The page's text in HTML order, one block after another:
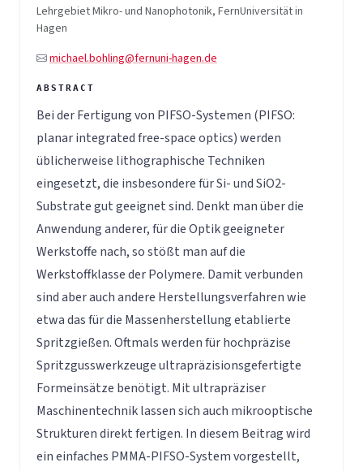
Lehrgebiet Mikro- und Nanophotonik, FernUniversität in
Hagen
michael.bohling@fernuni-hagen.de
Bei der Fertigung von PIFSO-Systemen (PIFSO:
planar integrated free-space optics) werden
üblicherweise lithographische Techniken
eingesetzt, die insbesondere für Si- und SiO2-
Substrate gut geeignet sind. Denkt man über die
Anwendung anderer, für die Optik geeigneter
Werkstoffe nach, so stößt man auf die
Werkstoffklasse der Polymere. Damit verbunden
sind aber auch andere Herstellungsverfahren wie
etwa das für die Massenherstellung etablierte
Spritzgießen. Oftmals werden für hochpräzise
Spritzgusswerkzeuge ultrapräzisionsgefertigte
Formeinsätze benötigt. Mit ultrapräziser
Maschinentechnik lassen sich auch mikrooptische
Strukturen direkt fertigen. In diesem Beitrag wird
ein einfaches PMMA-PIFSO-System vorgestellt,